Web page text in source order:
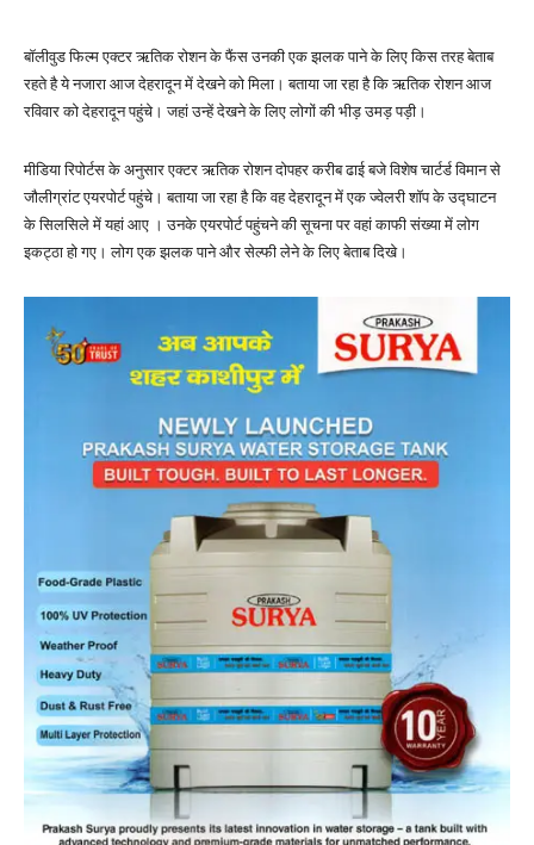
बॉलीवुड फिल्म एक्टर ऋतिक रोशन के फैंस उनकी एक झलक पाने के लिए किस तरह बेताब
रहते है ये नजारा आज देहरादून में देखने को मिला। बताया जा रहा है कि ऋतिक रोशन आज
रविवार को देहरादून पहुंचे। जहां उन्हें देखने के लिए लोगों की भीड़ उमड़ पड़ी।
मीडिया रिपोर्टस के अनुसार एक्टर ऋतिक रोशन दोपहर करीब ढाई बजे विशेष चार्टर्ड विमान से
जौलीग्रांट एयरपोर्ट पहुंचे। बताया जा रहा है कि वह देहरादून में एक ज्वेलरी शॉप के उद्घाटन
के सिलसिले में यहां आए । उनके एयरपोर्ट पहुंचने की सूचना पर वहां काफी संख्या में लोग
इकट्ठा हो गए। लोग एक झलक पाने और सेल्फी लेने के लिए बेताब दिखे।